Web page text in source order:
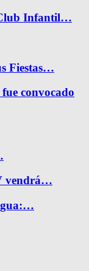
Infantil…
Fiestas…
convocado
vendrá…